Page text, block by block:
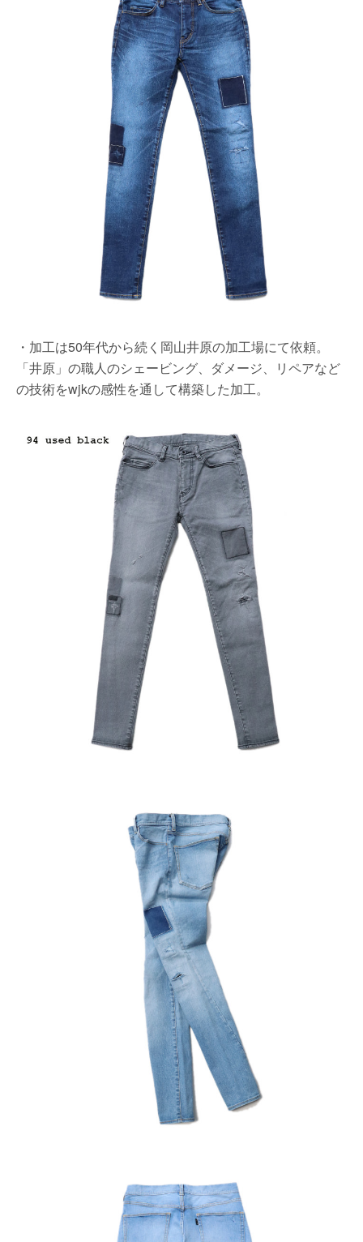
・加工は50年代から続く岡山井原の加工場にて依頼。
「井原」の職人のシェービング、ダメージ、リペアなど
の技術をwjkの感性を通して構築した加工。